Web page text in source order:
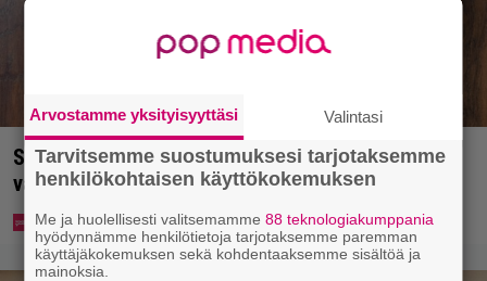
Syötkö perunoita näin? Tutkijat löysivät yhteyden
vakavaan kansansairauteen
Arvostamme yksityisyyttäsi Valintasi
Tarvitsemme suostumuksesi tarjotaksemme
henkilökohtaisen käyttökokemuksen
Me ja huolellisesti valitsemamme88 teknologiakumppania
hyödynnämme henkilötietoja tarjotaksemme paremman
käyttäjäkokemuksen sekä kohdentaaksemme sisältöä ja
mainoksia.